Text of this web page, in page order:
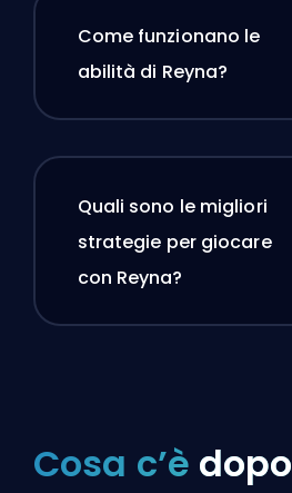
Come funzionano le
abilità di Reyna?
Quali sono le migliori
strategie per giocare
con Reyna?
Cosa c’è dopo